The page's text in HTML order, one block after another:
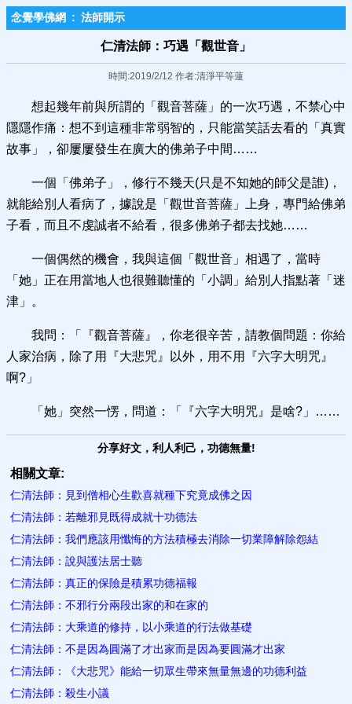
念覺學佛網 : 法師開示
仁清法師：巧遇「觀世音」​
時間:2019/2/12 作者:清淨平等蓮
想起幾年前與所謂的「觀音菩薩」的一次巧遇，不禁心中
隱隱作痛：想不到這種非常弱智的，只能當笑話去看的「真實
故事」，卻屢屢發生在廣大的佛弟子中間……
一個「佛弟子」，修行不幾天(只是不知她的師父是誰)，
就能給別人看病了，據說是「觀世音菩薩」上身，專門給佛弟
子看，而且不虔誠者不給看，很多佛弟子都去找她……
一個偶然的機會，我與這個「觀世音」相遇了，當時
「她」正在用當地人也很難聽懂的「小調」給別人指點著「迷
津」。
我問：「『觀音菩薩』，你老很辛苦，請教個問題：你給
人家治病，除了用『大悲咒』以外，用不用『六字大明咒』
啊?」
「她」突然一愣，問道：「『六字大明咒』是啥?」……
分享好文，利人利己，功德無量!
相關文章:
仁清法師：見到僧相心生歡喜就種下究竟成佛之因
仁清法師：若離邪見既得成就十功德法
仁清法師：我們應該用懺悔的方法積極去消除一切業障解除怨結
仁清法師：說與護法居士聽
仁清法師：真正的保險是積累功德福報
仁清法師：不邪行分兩段出家的和在家的
仁清法師：大乘道的修持，以小乘道的行法做基礎
仁清法師：不是因為圓滿了才出家而是因為要圓滿才出家
仁清法師：《大悲咒》能給一切眾生帶來無量無邊的功德利益
仁清法師：殺生小議